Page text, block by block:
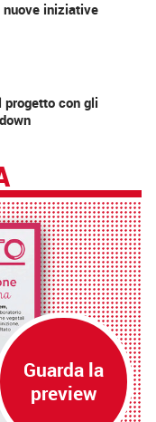
iniziative
progetto con gli